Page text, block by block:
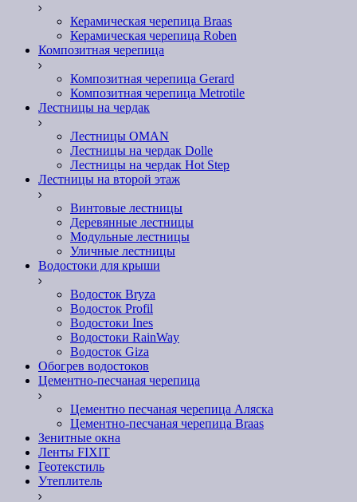
Керамическая черепица Braas
Керамическая черепица Roben
Композитная черепица
Композитная черепица Gerard
Композитная черепица Metrotile
Лестницы на чердак
Лестницы OMAN
Лестницы на чердак Dolle
Лестницы на чердак Hot Step
Лестницы на второй этаж
Винтовые лестницы
Деревянные лестницы
Модульные лестницы
Уличные лестницы
Водостоки для крыши
Водосток Bryza
Водосток Profil
Водостоки Ines
Водостоки RainWay
Водосток Giza
Обогрев водостоков
Цементно-песчаная черепица
Цементно песчаная черепица Аляска
Цементно-песчаная черепица Braas
Зенитные окна
Ленты FIXIT
Геотекстиль
Утеплитель